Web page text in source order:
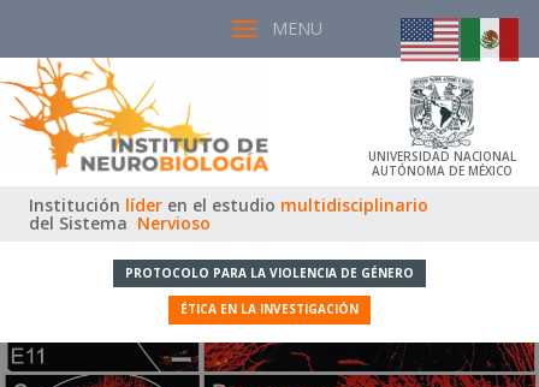
UNIVERSIDAD NACIONAL
AUTÓNOMA DE MÉXICO
Institución líder en el estudio multidisciplinario
del Sistema Nervioso
PROTOCOLO PARA LA VIOLENCIA DE GÉNERO
ÉTICA EN LA INVESTIGACIÓN